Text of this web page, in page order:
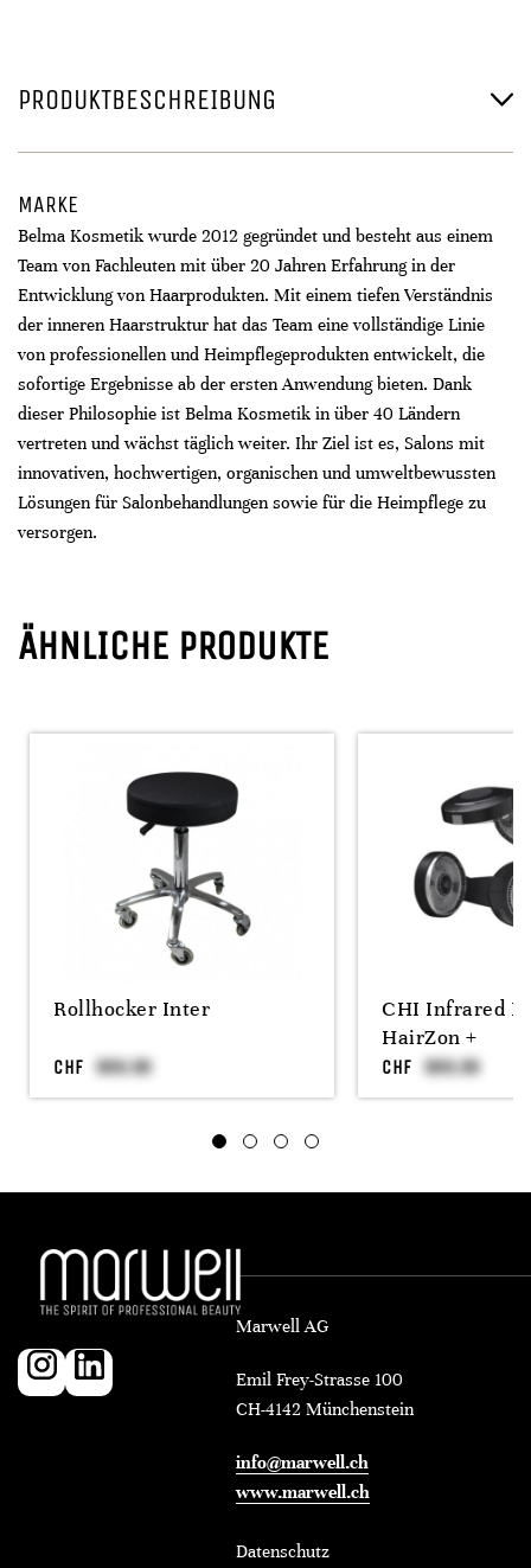
PRODUKTBESCHREIBUNG
MARKE
Belma Kosmetik wurde 2012 gegründet und besteht aus einem
Team von Fachleuten mit über 20 Jahren Erfahrung in der
Entwicklung von Haarprodukten. Mit einem tiefen Verständnis
der inneren Haarstruktur hat das Team eine vollständige Linie
von professionellen und Heimpflegeprodukten entwickelt, die
sofortige Ergebnisse ab der ersten Anwendung bieten. Dank
dieser Philosophie ist Belma Kosmetik in über 40 Ländern
vertreten und wächst täglich weiter. Ihr Ziel ist es, Salons mit
innovativen, hochwertigen, organischen und umweltbewussten
Lösungen für Salonbehandlungen sowie für die Heimpflege zu
versorgen.
ÄHNLICHE PRODUKTE
Rollhocker Inter
CHF
CHI Infrared
HairZon +
CHF
Marwell AG
Emil Frey-Strasse 100
CH-4142 Münchenstein
info@marwell.ch
www.marwell.ch
Datenschutz